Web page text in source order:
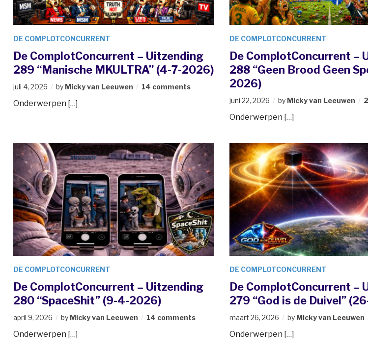
DE COMPLOTCONCURRENT
De ComplotConcurrent – Uitzending
289 “Manische MKULTRA” (4-7-2026)
juli 4, 2026 by Micky van Leeuwen 14 comments
Onderwerpen […]
DE COMPLOTCONCURRENT
De ComplotConcurrent –
288 “Geen Brood Geen
2026)
juni 22, 2026 by Micky van Leeuwen
Onderwerpen […]
DE COMPLOTCONCURRENT
De ComplotConcurrent – Uitzending
280 “SpaceShit” (9-4-2026)
april 9, 2026 by Micky van Leeuwen 14 comments
Onderwerpen […]
DE COMPLOTCONCURRENT
De ComplotConcurrent –
279 “God is de Duivel”
maart 26, 2026 by Micky van Leeuwen
Onderwerpen […]